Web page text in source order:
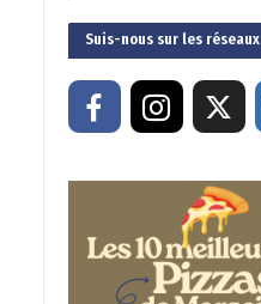
Suis-nous sur les réseaux